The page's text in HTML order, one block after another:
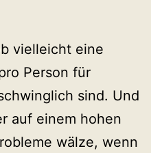
vielleicht eine
Person für
sind. Und
auf einem hohen
wälze, wenn